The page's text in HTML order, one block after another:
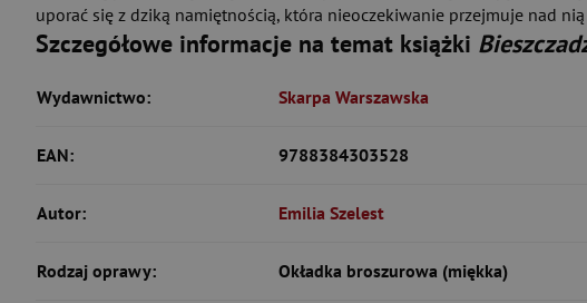
uporać się z dziką namiętnością, która nieoczekiwanie przejmuje nad
Szczegółowe informacje na temat książki
Wydawnictwo: Skarpa Warszawska
EAN: 9788384303528
Autor: Emilia Szelest
Rodzaj oprawy: Okładka broszurowa (miękka)